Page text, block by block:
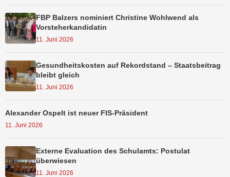
FBP Balzers nominiert Christine Wohlwend als
Vorsteherkandidatin
11. Juni 2026
Gesundheitskosten auf Rekordstand – Staatsbeitrag
bleibt gleich
11. Juni 2026
Alexander Ospelt ist neuer FIS-Präsident
11. Juni 2026
Externe Evaluation des Schulamts: Postulat
überwiesen
11. Juni 2026